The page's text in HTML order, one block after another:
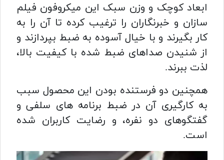
ابعاد کوچک و وزن سبک این میکروفون فیلم
سازان و خبرنگاران را ترغیب کرده تا آن را به
کار بگیرند و با خیال آسوده به ضبط بپردازند و
از شنیدن صداهای ضبط شده با کیفیت بالا،
لذت ببرند.
همچنین دو فرستنده بودن این محصول سبب
به کارگیری آن در ضبط برنامه های سلفی و
گفتگوهای دو نفره، و رضایت کاربران شده
است.